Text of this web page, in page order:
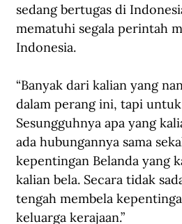
sedang bertugas di
mematuhi segala perintah
Indonesia.
“Banyak dari kalian yang
dalam perang ini, tapi untuk
Sesungguhnya apa yang
ada hubungannya sama
kepentingan Belanda yang
kalian bela. Secara tidak
tengah membela
keluarga kerajaan.”